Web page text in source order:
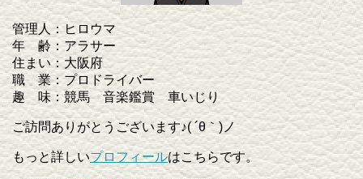
管理人：ヒロウマ
年 齢：アラサー
住まい：大阪府
職 業：プロドライバー
趣 味：競馬 音楽鑑賞 車いじり
ご訪問ありがとうございます♪( ´θ｀)ノ
もっと詳しいプロフィールはこちらです。